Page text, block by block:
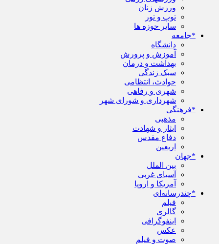
ورزش زنان
توپ و تور
سایر حوزه ها
*جامعه
دانشگاه
آموزش و پرورش
بهداشت و درمان
سبک زندگی
حوادث، انتظامی
شهری و رفاهی
شهرداری و شورای شهر
*فرهنگی
مذهبی
ایثار و شهادت
دفاع مقدس
اربعین
*جهان
بین الملل
آسیای غربی
آمریکا و اروپا
*چندرسانه‌ای
فیلم
گالری
اینفوگرافی
عکس
صوت و فیلم